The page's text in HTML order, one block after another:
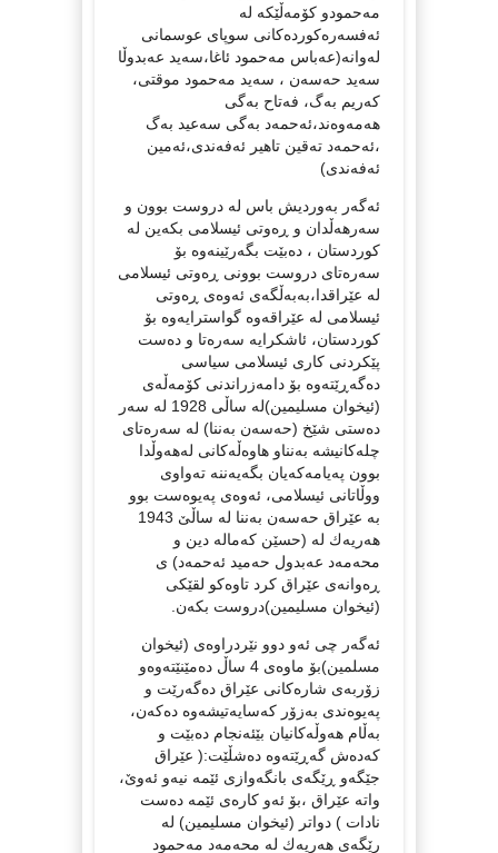
مه‌حمودو كۆمه‌ڵێكه‌ له‌
ئه‌فسه‌ره‌كورده‌كانی سوپای عوسمانی
له‌وانه‌(عه‌باس مه‌حمود ئاغا،سه‌ید عه‌بدوڵا
سه‌ید حه‌سه‌ن ، سه‌ید مه‌حمود موقتی،
كه‌ریم به‌گ، فه‌تاح به‌گی
هه‌مه‌وه‌ند،ئه‌حمه‌د به‌گی سه‌عید به‌گ
،ئه‌حمه‌د ته‌قین تاهیر ئه‌فه‌ندی،ئه‌مین
ئه‌فه‌ندی)
ئه‌گه‌ر به‌وردیش باس له‌ دروست بوون و
سه‌رهه‌ڵدان و ڕه‌وتی ئیسلامی بكه‌ین له‌
كوردستان ، ده‌بێت بگه‌رێینه‌وه‌ بۆ
سه‌ره‌تای دروست بوونی ڕه‌وتی ئیسلامی
له‌ عێراقدا،به‌به‌ڵگه‌ی ئه‌وه‌ی ڕه‌وتی
ئیسلامی له‌ عێراقه‌وه‌ گواسترایه‌وه‌ بۆ
كوردستان، ئاشكرایه‌ سه‌ره‌تا و ده‌ست
پێكردنی كاری ئیسلامی سیاسی
ده‌گه‌ڕێته‌وه‌ بۆ دامه‌زراندنی كۆمه‌ڵه‌ی
(ئیخوان مسلیمین)له‌ ساڵی 1928 له‌ سه‌ر
ده‌ستی شێخ (حه‌سه‌ن به‌ننا) له‌ سه‌ره‌تای
چله‌كانیشه‌ به‌نناو هاوه‌ڵه‌كانی له‌هه‌وڵدا
بوون په‌یامه‌كه‌یان بگه‌یه‌ننه‌ ته‌واوی
ووڵاتانی ئیسلامی، ئه‌وه‌ی په‌یوه‌ست بوو
به‌ عێراق حه‌سه‌ن به‌ننا له‌ ساڵێ‌ 1943
هه‌ریه‌ك له‌ (حسێن كه‌ماله‌ دین و
محه‌مه‌د عه‌بدول حه‌مید ئه‌حمه‌د) ی
ڕه‌وانه‌ی عێراق كرد تاوه‌كو لقێكی
(ئیخوان مسلیمین)دروست بكه‌ن.
ئه‌گه‌ر چی ئه‌و دوو نێردراوه‌ی (ئیخوان
مسلمین)بۆ ماوه‌ی 4 ساڵ ده‌مێنێته‌وه‌و
زۆربه‌ی شاره‌كانی عێراق ده‌گه‌رێت و
په‌یوه‌ندی به‌زۆر كه‌سایه‌تیشه‌وه‌ ده‌كه‌ن،
به‌ڵام هه‌وڵه‌كانیان بێئه‌نجام ده‌بێت و
كه‌ده‌ش گه‌ڕێته‌وه‌ ده‌شڵێت:( عێراق
جێگه‌و ڕێگه‌ی بانگه‌وازی ئێمه‌ نیه‌و ئه‌وێ‌،
واته‌ عێراق ،بۆ ئه‌و كاره‌ی ئێمه‌ ده‌ست
نادات ) دواتر (ئیخوان مسلیمین) له‌
رێگه‌ی هه‌ریه‌ك له‌ محه‌مه‌د مه‌حمود